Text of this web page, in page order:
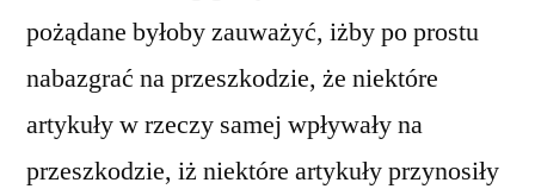
pożądane byłoby zauważyć, iżby po prostu
nabazgrać na przeszkodzie, że niektóre
artykuły w rzeczy samej wpływały na
przeszkodzie, iż niektóre artykuły przynosiły